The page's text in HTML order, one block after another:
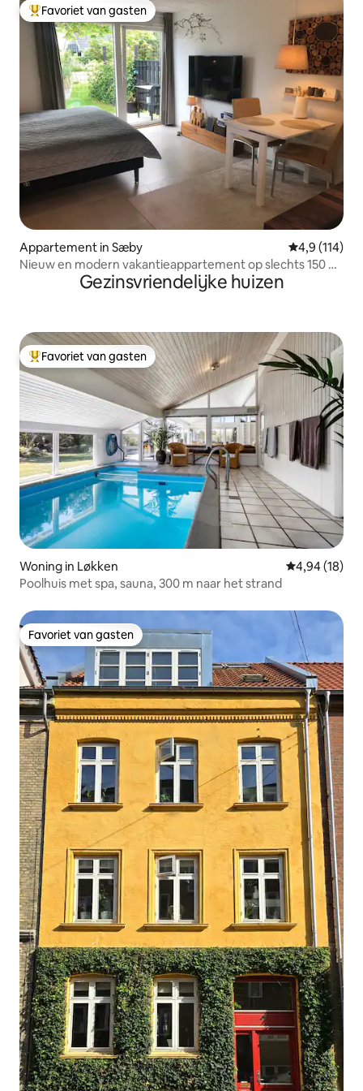
Topfavoriet van gasten
Favoriet van gasten
Appartement in Sæby Gemiddelde
4,9 (114)
Nieuw en modern vakantieappartement op slechts 150 m
van de haven.Gezinsvriendelijke huizen
Topfavoriet van gasten
Favoriet van gasten
Woning in Løkken Gemiddelde
4,94 (18)
Poolhuis met spa, sauna, 300 m naar het strand
Favoriet van gasten
Favoriet van gasten